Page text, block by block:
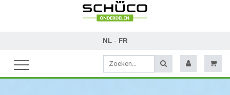
NL- FR